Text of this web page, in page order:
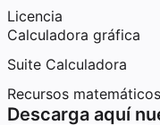
Licencia
Calculadora gráfica
Suite Calculadora
Recursos matemáticos
Descarga aquí